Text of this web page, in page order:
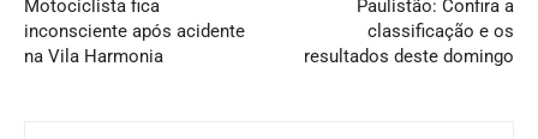
Motociclista fica
inconsciente após acidente
na Vila Harmonia
Paulistão: Confira a
classificação e os
resultados deste domingo